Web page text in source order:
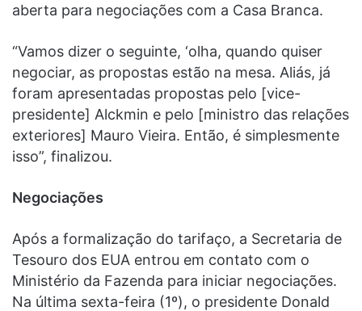
aberta para negociações com a Casa Branca.
“Vamos dizer o seguinte, ‘olha, quando quiser
negociar, as propostas estão na mesa. Aliás, já
foram apresentadas propostas pelo [vice-
presidente] Alckmin e pelo [ministro das relações
exteriores] Mauro Vieira. Então, é simplesmente
isso”, finalizou.
Negociações
Após a formalização do tarifaço, a Secretaria de
Tesouro dos EUA entrou em contato com o
Ministério da Fazenda para iniciar negociações.
Na última sexta-feira (1º), o presidente Donald